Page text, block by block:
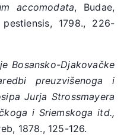
accomodata, Budae,
1798., 226-
Bosansko-Djakovačke
preuzvišenoga i
Jurja Strossmayera
i Sriemskoga itd.,
1878., 125-126.